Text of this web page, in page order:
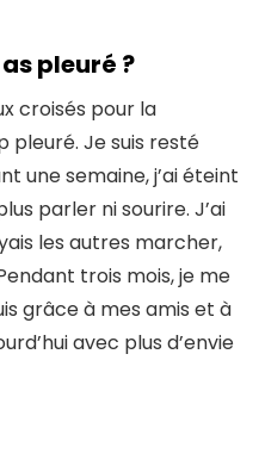
pleuré ?
croisés pour la
pleuré. Je suis resté
une semaine, j’ai éteint
parler ni sourire. J’ai
les autres marcher,
trois mois, je me
grâce à mes amis et à
avec plus d’envie